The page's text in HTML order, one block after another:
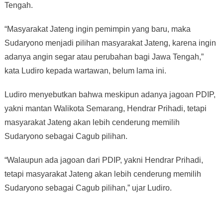
Tengah.
“Masyarakat Jateng ingin pemimpin yang baru, maka
Sudaryono menjadi pilihan masyarakat Jateng, karena ingin
adanya angin segar atau perubahan bagi Jawa Tengah,”
kata Ludiro kepada wartawan, belum lama ini.
Ludiro menyebutkan bahwa meskipun adanya jagoan PDIP,
yakni mantan Walikota Semarang, Hendrar Prihadi, tetapi
masyarakat Jateng akan lebih cenderung memilih
Sudaryono sebagai Cagub pilihan.
“Walaupun ada jagoan dari PDIP, yakni Hendrar Prihadi,
tetapi masyarakat Jateng akan lebih cenderung memilih
Sudaryono sebagai Cagub pilihan,” ujar Ludiro.